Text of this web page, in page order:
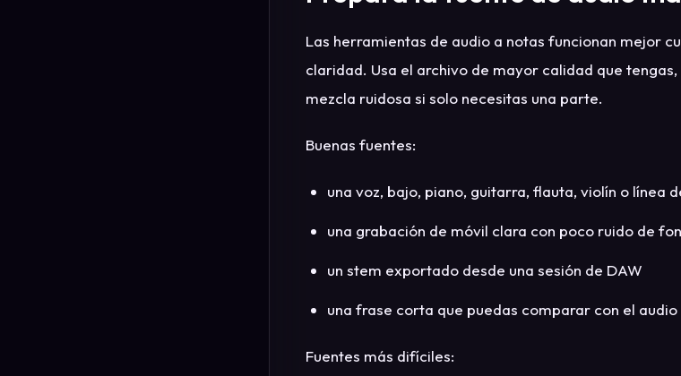
Las herramientas de audio a notas funcionan mejor
claridad. Usa el archivo de mayor calidad que
mezcla ruidosa si solo necesitas una parte.
Buenas fuentes:
una voz, bajo, piano, guitarra, flauta, violín o línea
una grabación de móvil clara con poco ruido de
un stem exportado desde una sesión de DAW
una frase corta que puedas comparar con el
Fuentes más difíciles: